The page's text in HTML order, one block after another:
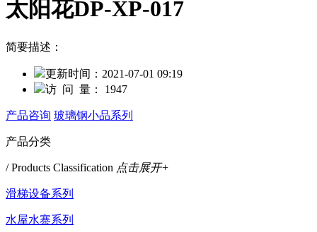
太阳花DP-XP-017
简要描述：
更新时间： 2021-07-01 09:19
访 问 量：
1947
产品咨询 玻璃钢小品系列
产品分类
/ Products Classification 点击展开+
滑梯设备系列
水屋水寨系列